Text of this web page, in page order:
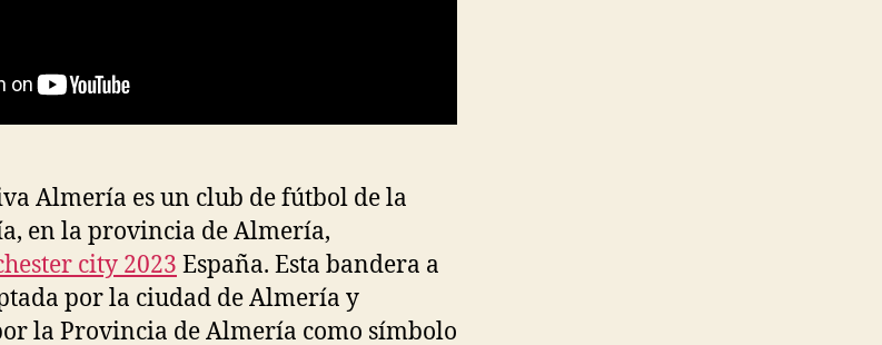
Almería es un club de fútbol de la
en la provincia de Almería,
city 2023 España. Esta bandera a
por la ciudad de Almería y
la Provincia de Almería como símbolo